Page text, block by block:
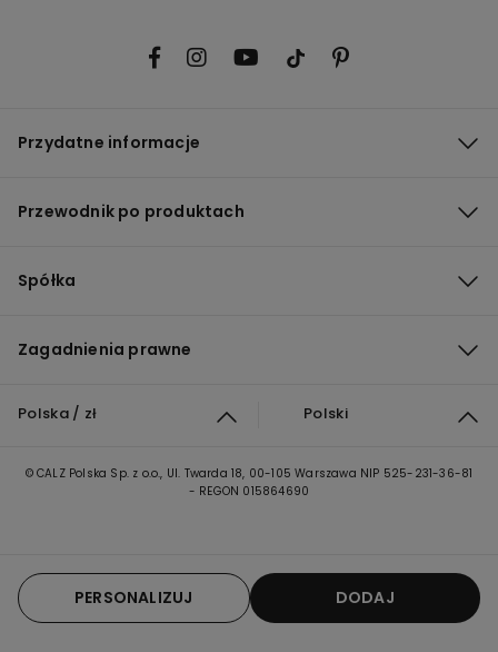
DODAJ
PERSONALIZUJ
Przydatne informacje
Przewodnik po produktach
Spółka
Zagadnienia prawne
Polska / zł Polski
© CALZ Polska Sp. z o.o., Ul. Twarda 18, 00-105 Warszawa NIP 525-231-36-81
- REGON 015864690